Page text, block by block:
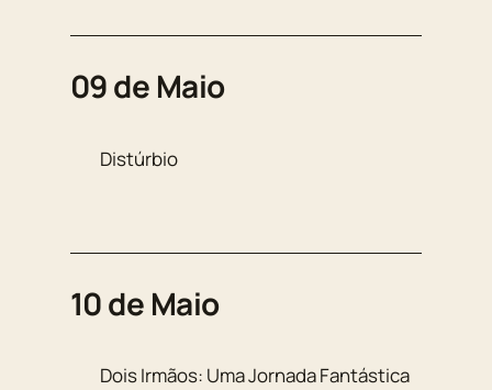
09 de Maio
Distúrbio
10 de Maio
Dois Irmãos: Uma Jornada Fantástica